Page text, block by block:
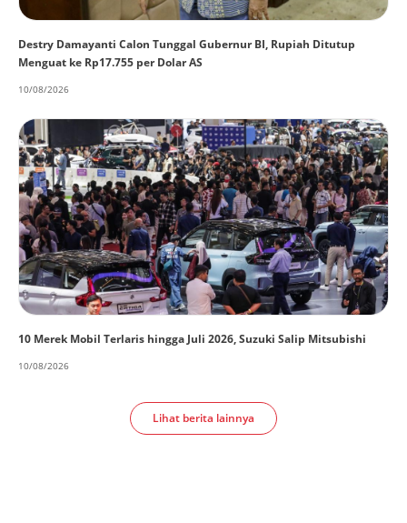
Destry Damayanti Calon Tunggal Gubernur BI, Rupiah Ditutup
Menguat ke Rp17.755 per Dolar AS
10/08/2026
10 Merek Mobil Terlaris hingga Juli 2026, Suzuki Salip Mitsubishi
10/08/2026
Lihat berita lainnya